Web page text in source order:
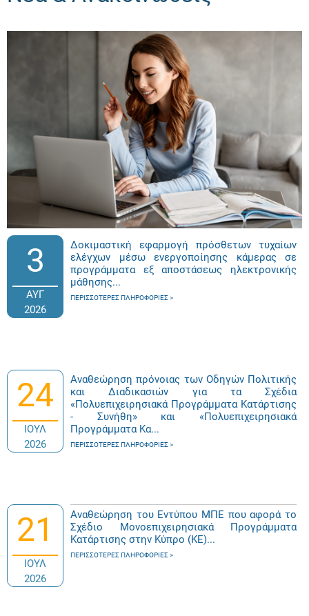
3
ΑΥΓ
2026
Δοκιμαστική εφαρμογή πρόσθετων τυχαίων
ελέγχων μέσω ενεργοποίησης κάμερας σε
προγράμματα εξ αποστάσεως ηλεκτρονικής
μάθησης...
ΠΕΡΙΣΣΌΤΕΡΕΣ ΠΛΗΡΟΦΟΡΊΕΣ
24
ΙΟΥΛ
2026
Αναθεώρηση πρόνοιας των Οδηγών Πολιτικής
και Διαδικασιών για τα Σχέδια
«Πολυεπιχειρησιακά Προγράμματα Κατάρτισης
- Συνήθη» και «Πολυεπιχειρησιακά
Προγράμματα Κα...
ΠΕΡΙΣΣΌΤΕΡΕΣ ΠΛΗΡΟΦΟΡΊΕΣ
21
ΙΟΥΛ
2026
Αναθεώρηση του Εντύπου ΜΠΕ που αφορά το
Σχέδιο Μονοεπιχειρησιακά Προγράμματα
Κατάρτισης στην Κύπρο (ΚΕ)...
ΠΕΡΙΣΣΌΤΕΡΕΣ ΠΛΗΡΟΦΟΡΊΕΣ